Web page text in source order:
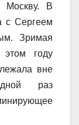
Москву. В
с Сергеем
Зримая
этом году
вне
раз